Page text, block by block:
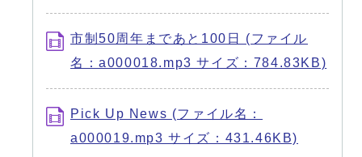
市制50周年まであと100日 (ファイル
名：a000018.mp3 サイズ：784.83KB)
Pick Up News (ファイル名：
a000019.mp3 サイズ：431.46KB)